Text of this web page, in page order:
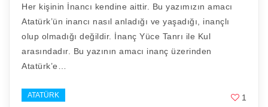
Her kişinin İnancı kendine aittir. Bu yazımızın amacı
Atatürk’ün inancı nasıl anladığı ve yaşadığı, inançlı
olup olmadığı değildir. İnanç Yüce Tanrı ile Kul
arasındadır. Bu yazının amacı inanç üzerinden
Atatürk’e…
ATATÜRK 1